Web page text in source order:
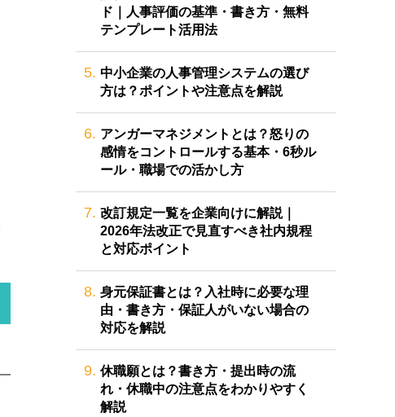
ド｜人事評価の基準・書き方・無料
テンプレート活用法
5. 中小企業の人事管理システムの選び
方は？ポイントや注意点を解説
6. アンガーマネジメントとは？怒りの
感情をコントロールする基本・6秒ル
ール・職場での活かし方
7. 改訂規定一覧を企業向けに解説｜
2026年法改正で見直すべき社内規程
と対応ポイント
8. 身元保証書とは？入社時に必要な理
由・書き方・保証人がいない場合の
対応を解説
9. 休職願とは？書き方・提出時の流
れ・休職中の注意点をわかりやすく
解説